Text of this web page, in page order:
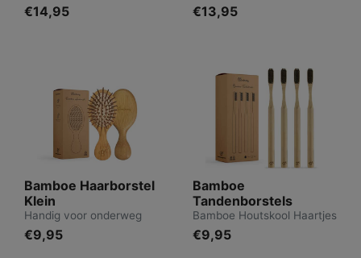
€14,95 €13,95
Bamboe Haarborstel
Klein
Handig voor onderweg
€9,95
Bamboe
Tandenborstels
Bamboe Houtskool Haartjes
€9,95